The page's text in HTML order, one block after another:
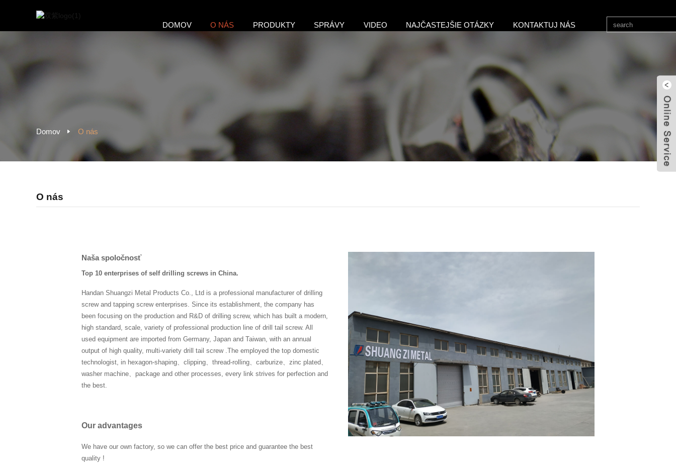
DOMOV O NÁS PRODUKTY SPRÁVY VIDEO NAJČASTEJŠIE OTÁZKY KONTAKTUJ NÁS
Domov O nás
O nás
Naša spoločnosť
Top 10 enterprises of self drilling screws in China.
Handan Shuangzi Metal Products Co., Ltd is a professional manufacturer of drilling
screw and tapping screw enterprises. Since its establishment, the company has
been focusing on the production and R&D of drilling screw, which has built a modern,
high standard, scale, variety of professional production line of drill tail screw. All
used equipment are imported from Germany, Japan and Taiwan, with an annual
output of high quality, multi-variety drill tail screw .The employed the top domestic
technologist, in hexagon-shaping、clipping、thread-rolling、carburize、zinc plated、
washer machine、package and other processes, every link strives for perfection and
the best.
Our advantages
We have our own factory, so we can offer the best price and guarantee the best
quality !